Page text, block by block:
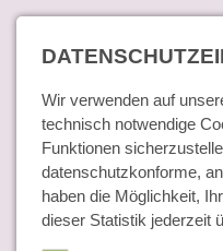
Home
Wir verwenden auf
technisch notwendige
Funktionen
datenschutzkonforme,
haben die Möglichkeit,
dieser Statistik jederzeit